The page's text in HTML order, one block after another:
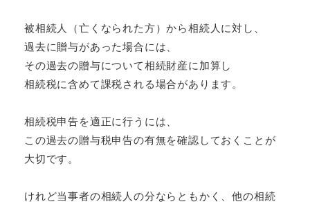
被相続人（亡くなられた方）から相続人に対し、
過去に贈与があった場合には、
その過去の贈与について相続財産に加算し
相続税に含めて課税される場合があります。
相続税申告を適正に行うには、
この過去の贈与税申告の有無を確認しておくことが
大切です。
けれど当事者の相続人の分ならともかく、他の相続